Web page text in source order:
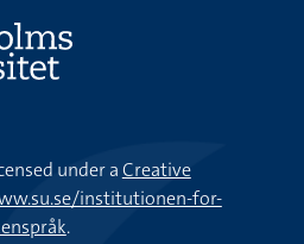
under aCreative
institutionen-for-
.